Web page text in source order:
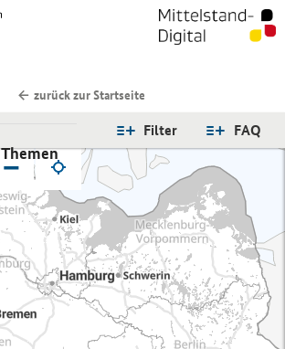
zurück zur Startseite
FAQ
Filter
Themen
−